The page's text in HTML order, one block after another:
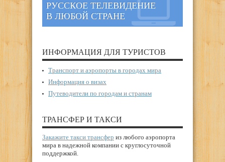
РУССКОЕ ТЕЛЕВИДЕНИЕ
В ЛЮБОЙ СТРАНЕ
ИНФОРМАЦИЯ ДЛЯ ТУРИСТОВ
Транспорт и аэропорты в городах мира
Информация о визах
Путеводители по городам и странам
ТРАНСФЕР И ТАКСИ
Закажите такси трансфер из любого аэропорта
мира в надежной компании с круглосуточной
поддержкой.